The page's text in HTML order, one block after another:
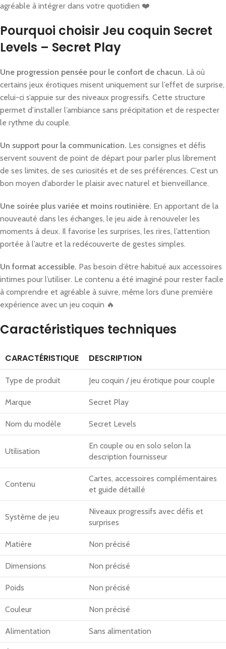
agréable à intégrer dans votre quotidien ❤️
Pourquoi choisir Jeu coquin Secret
Levels – Secret Play
Une progression pensée pour le confort de chacun. Là où
certains jeux érotiques misent uniquement sur l’effet de surprise,
celui-ci s’appuie sur des niveaux progressifs. Cette structure
permet d’installer l’ambiance sans précipitation et de respecter
le rythme du couple.
Un support pour la communication. Les consignes et défis
servent souvent de point de départ pour parler plus librement
de ses limites, de ses curiosités et de ses préférences. C’est un
bon moyen d’aborder le plaisir avec naturel et bienveillance.
Une soirée plus variée et moins routinière. En apportant de la
nouveauté dans les échanges, le jeu aide à renouveler les
moments à deux. Il favorise les surprises, les rires, l’attention
portée à l’autre et la redécouverte de gestes simples.
Un format accessible. Pas besoin d’être habitué aux accessoires
intimes pour l’utiliser. Le contenu a été imaginé pour rester facile
à comprendre et agréable à suivre, même lors d’une première
expérience avec un jeu coquin 🔥
Caractéristiques techniques
CARACTÉRISTIQUE DESCRIPTION
Type de produit Jeu coquin / jeu érotique pour couple
Marque Secret Play
Nom du modèle Secret Levels
Utilisation
En couple ou en solo selon la
description fournisseur
Contenu
Cartes, accessoires complémentaires
et guide détaillé
Système de jeu
Niveaux progressifs avec défis et
surprises
Matière Non précisé
Dimensions Non précisé
Poids Non précisé
Couleur Non précisé
Alimentation Sans alimentation